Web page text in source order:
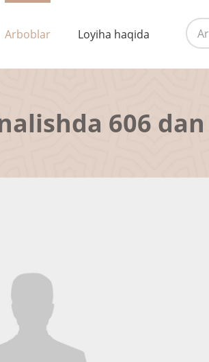
Arboblar Loyiha haqida
606